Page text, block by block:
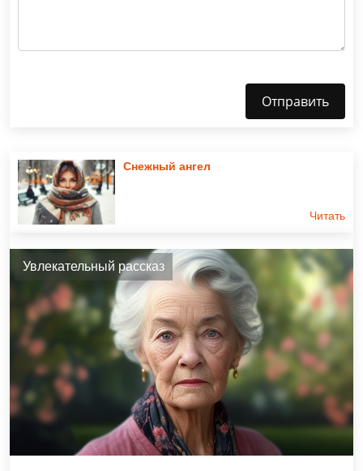
Отправить
Снежный ангел
Читать
Увлекательный рассказ